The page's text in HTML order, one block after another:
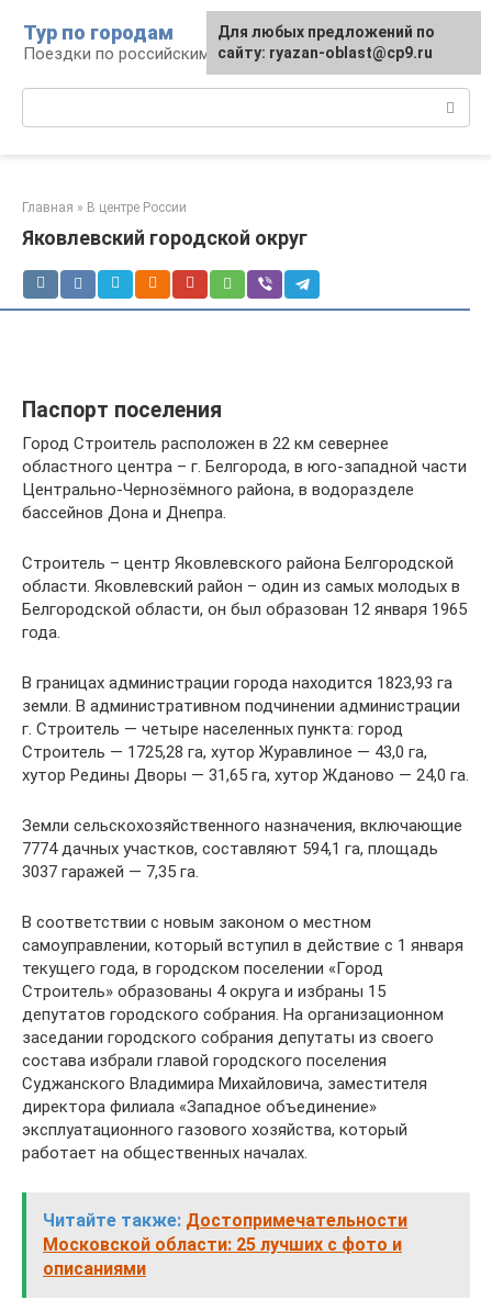
контенту
Тур по городам
Поездки по российским городам
Главная » В центре России
Яковлевский городской округ
Паспорт поселения
Город Строитель расположен в 22 км севернее
областного центра – г. Белгорода, в юго-западной части
Центрально-Чернозёмного района, в водоразделе
бассейнов Дона и Днепра.
Строитель – центр Яковлевского района Белгородской
области. Яковлевский район – один из самых молодых в
Белгородской области, он был образован 12 января 1965
года.
В границах администрации города находится 1823,93 га
земли. В административном подчинении администрации
г. Строитель — четыре населенных пункта: город
Строитель — 1725,28 га, хутор Журавлиное — 43,0 га,
хутор Редины Дворы — 31,65 га, хутор Жданово — 24,0 га.
Земли сельскохозяйственного назначения, включающие
7774 дачных участков, составляют 594,1 га, площадь
3037 гаражей — 7,35 га.
В соответствии с новым законом о местном
самоуправлении, который вступил в действие с 1 января
текущего года, в городском поселении «Город
Строитель» образованы 4 округа и избраны 15
депутатов городского собрания. На организационном
заседании городского собрания депутаты из своего
состава избрали главой городского поселения
Суджанского Владимира Михайловича, заместителя
директора филиала «Западное объединение»
эксплуатационного газового хозяйства, который
работает на общественных началах.
Читайте также: Достопримечательности
Московской области: 25 лучших с фото и
описаниями
Для любых предложений по
сайту: ryazan-oblast@cp9.ru